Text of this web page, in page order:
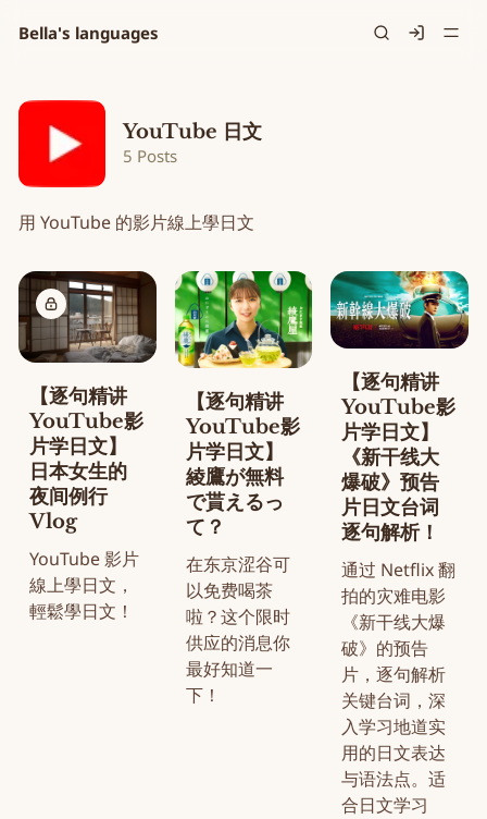
Bella's languages
YouTube 日文
5 Posts
用 YouTube 的影片線上學日文
Posts tagged with
【逐句精讲
YouTube影
片学日文】
日本女生的
夜间例行
Vlog
YouTube 影片
線上學日文，
輕鬆學日文！
【逐句精讲
YouTube影
片学日文】
綾鷹が無料
で貰えるっ
て？
在东京涩谷可
以免费喝茶
啦？这个限时
供应的消息你
最好知道一
下！
【逐句精讲
YouTube影
片学日文】
《新干线大
爆破》预告
片日文台词
逐句解析！
通过 Netflix 翻
拍的灾难电影
《新干线大爆
破》的预告
片，逐句解析
关键台词，深
入学习地道实
用的日文表达
与语法点。适
合日文学习